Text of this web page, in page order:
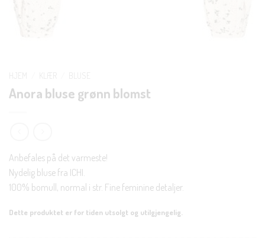
Anora bluse grønn blomst
Anbefales på det varmeste!
Nydelig bluse fra ICHI.
100% bomull, normal i str. Fine feminine detaljer.
Dette produktet er for tiden utsolgt og utilgjengelig.